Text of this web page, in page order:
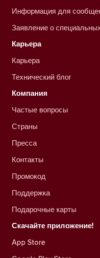
Информация для
Заявление о
Карьера
Карьера
Технический блог
Компания
Частые вопросы
Страны
Пресса
Контакты
Промокод
Поддержка
Подарочные карты
Скачайте приложение!
App Store